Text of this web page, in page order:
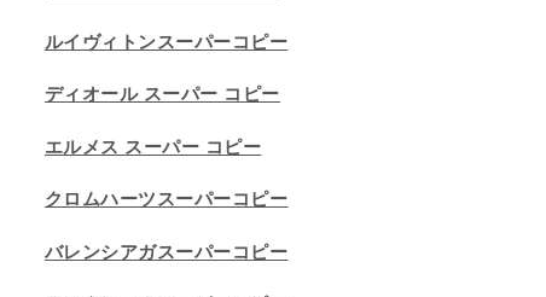
ルイヴィトンスーパーコピー
ディオール スーパー コピー
エルメス スーパー コピー
クロムハーツスーパーコピー
バレンシアガスーパーコピー